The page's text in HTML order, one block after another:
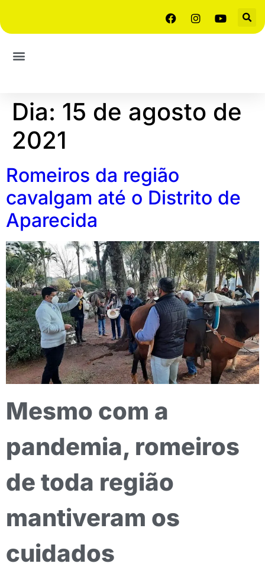
Dia: 15 de agosto de
2021
Romeiros da região
cavalgam até o Distrito de
Aparecida
Mesmo com a
pandemia, romeiros
de toda região
mantiveram os
cuidados